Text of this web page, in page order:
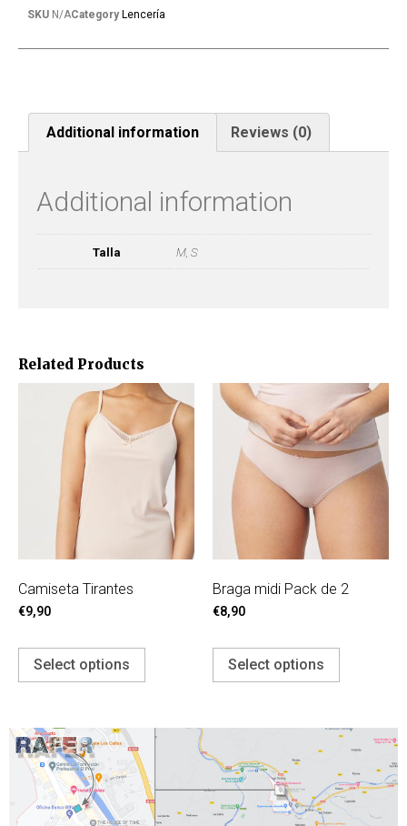
Related Products
Camiseta Tirantes
€9,90
Select options
Braga midi Pack de 2
€8,90
Select options
SKU N/ACategory Lencería
Additional information Reviews (0)
Additional information
Talla M, S